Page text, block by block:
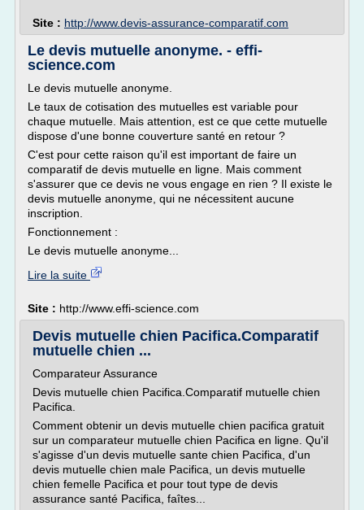
Site : http://www.devis-assurance-comparatif.com
Le devis mutuelle anonyme. - effi-
science.com
Le devis mutuelle anonyme.
Le taux de cotisation des mutuelles est variable pour
chaque mutuelle. Mais attention, est ce que cette mutuelle
dispose d'une bonne couverture santé en retour ?
C'est pour cette raison qu'il est important de faire un
comparatif de devis mutuelle en ligne. Mais comment
s'assurer que ce devis ne vous engage en rien ? Il existe le
devis mutuelle anonyme, qui ne nécessitent aucune
inscription.
Fonctionnement :
Le devis mutuelle anonyme...
Lire la suite
Site : http://www.effi-science.com
Devis mutuelle chien Pacifica.Comparatif
mutuelle chien ...
Comparateur Assurance
Devis mutuelle chien Pacifica.Comparatif mutuelle chien
Pacifica.
Comment obtenir un devis mutuelle chien pacifica gratuit
sur un comparateur mutuelle chien Pacifica en ligne. Qu'il
s'agisse d'un devis mutuelle sante chien Pacifica, d'un
devis mutuelle chien male Pacifica, un devis mutuelle
chien femelle Pacifica et pour tout type de devis
assurance santé Pacifica, faîtes...